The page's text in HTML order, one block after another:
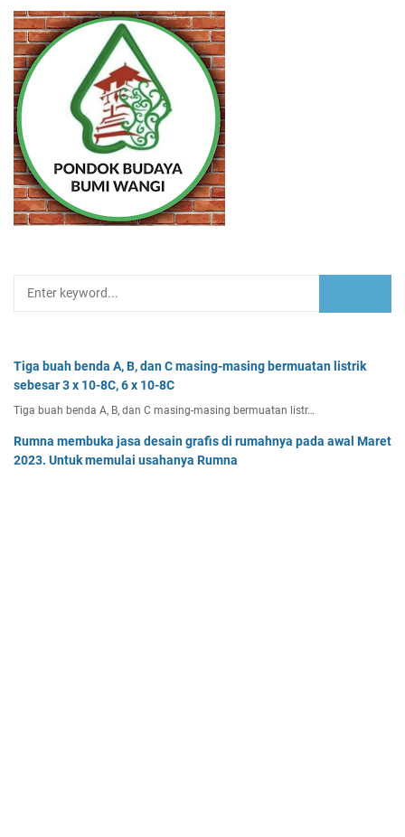
Tiga buah benda A, B, dan C masing-masing bermuatan listrik
sebesar 3 x 10-8C, 6 x 10-8C
Tiga buah benda A, B, dan C masing-masing bermuatan listr…
Rumna membuka jasa desain grafis di rumahnya pada awal Maret
2023. Untuk memulai usahanya Rumna